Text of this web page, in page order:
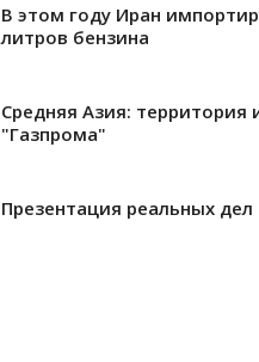
В этом году Иран
литров бензина
Средняя Азия: территория
"Газпрома"
Презентация реальных дел